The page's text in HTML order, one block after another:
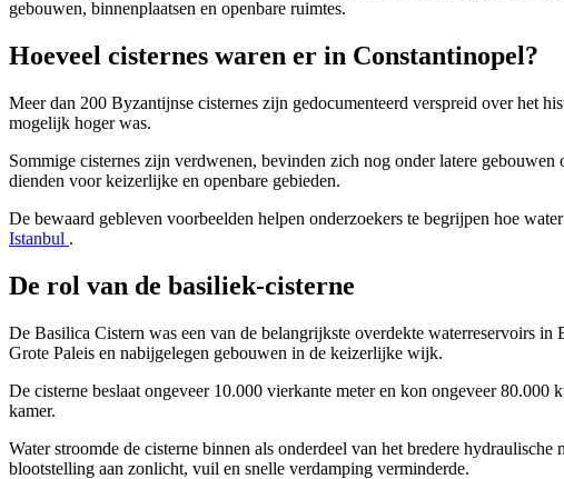
gebouwen, binnenplaatsen en openbare ruimtes.
Hoeveel cisternes waren er in Constantinopel?
Meer dan 200 Byzantijnse cisternes zijn gedocumenteerd verspreid over het
mogelijk hoger was.
Sommige cisternes zijn verdwenen, bevinden zich nog onder latere
dienden voor keizerlijke en openbare gebieden.
De bewaard gebleven voorbeelden helpen onderzoekers te begrijpen hoe
Istanbul .
De rol van de basiliek-cisterne
De Basilica Cistern was een van de belangrijkste overdekte waterreservoirs
Grote Paleis en nabijgelegen gebouwen in de keizerlijke wijk.
De cisterne beslaat ongeveer 10.000 vierkante meter en kon ongeveer
kamer.
Water stroomde de cisterne binnen als onderdeel van het bredere
blootstelling aan zonlicht, vuil en snelle verdamping verminderde.